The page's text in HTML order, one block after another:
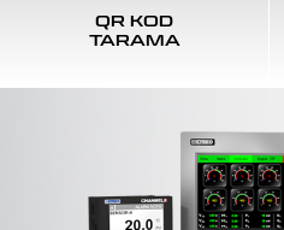
QR KOD
TARAMA